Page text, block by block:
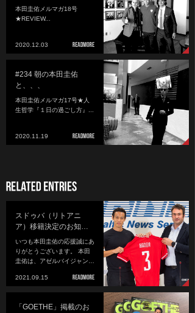
本田圭佑メルマガ18号
★REVIEW...
2020.12.03
#234 朝の本田圭佑
と、、、
本田圭佑メルマガ17号★人
生哲学『１日の過ごし方』...
2020.11.19
スドゥバ（リトアニ
ア）移籍決定のお知…
いつも本田圭佑の応援誠にあ
りがとうございます。 本田
圭佑は、アゼルバイジャン…
2021.09.15
「GOETHE」掲載のお